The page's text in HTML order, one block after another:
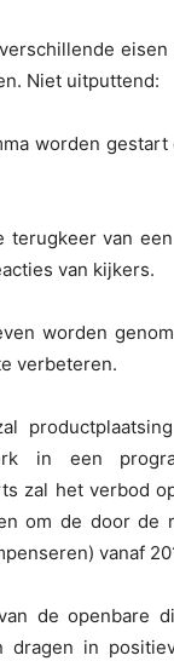
Niet uitputtend:
worden
van
van kijkers.
worden
verbeteren.
in een
zal het verbod
om de door de
vanaf
de openbare
dragen in